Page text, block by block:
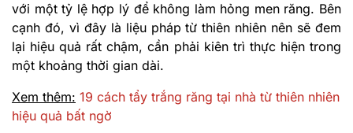
với một tỷ lệ hợp lý để không làm hỏng men răng. Bên
cạnh đó, vì đây là liệu pháp từ thiên nhiên nên sẽ đem
lại hiệu quả rất chậm, cần phải kiên trì thực hiện trong
một khoảng thời gian dài.
Xem thêm: 19 cách tẩy trắng răng tại nhà từ thiên nhiên
hiệu quả bất ngờ